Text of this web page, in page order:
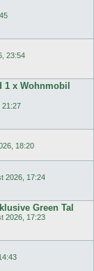
23:54
x Wohnmobil
21:27
18:20
2026, 17:24
Green Tal
2026, 17:23